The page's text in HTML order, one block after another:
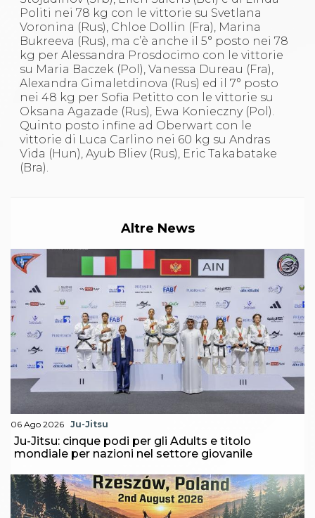
Politi nei 78 kg con le vittorie su Svetlana
Voronina (Rus), Chloe Dollin (Fra), Marina
Bukreeva (Rus), ma c’è anche il 5° posto nei 78
kg per Alessandra Prosdocimo con le vittorie
su Maria Baczek (Pol), Vanessa Dureau (Fra),
Alexandra Gimaletdinova (Rus) ed il 7° posto
nei 48 kg per Sofia Petitto con le vittorie su
Oksana Agazade (Rus), Ewa Konieczny (Pol).
Quinto posto infine ad Oberwart con le
vittorie di Luca Carlino nei 60 kg su Andras
Vida (Hun), Ayub Bliev (Rus), Eric Takabatake
(Bra).
Altre News
06 Ago 2026 Ju-Jitsu
Ju-Jitsu: cinque podi per gli Adults e titolo
mondiale per nazioni nel settore giovanile